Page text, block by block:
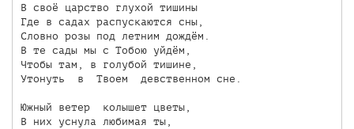
В своё царство глухой тишины
Где в садах распускаются сны,
Словно розы под летним дождём.
В те сады мы с Тобою уйдём,
Чтобы там, в голубой тишине,
Утонуть  в  Твоем  девственном сне.
Южный ветер  колышет цветы,
В них уснула любимая ты,